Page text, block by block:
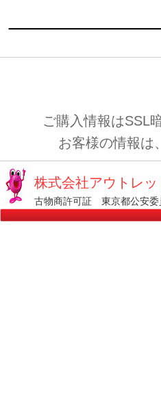
ご購入情報はSSL
お客様の情報は
株式会社アウトレ
古物商許可証 東京都公安